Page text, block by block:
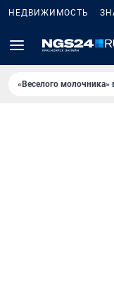
НЕДВИЖИМОСТЬ
«Веселого